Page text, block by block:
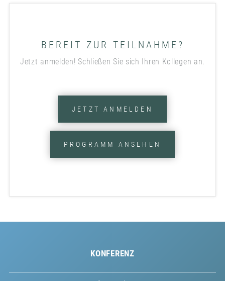
BEREIT ZUR TEILNAHME?
Jetzt anmelden! Schließen Sie sich Ihren Kollegen an.
JETZT ANMELDEN
PROGRAMM ANSEHEN
KONFERENZ